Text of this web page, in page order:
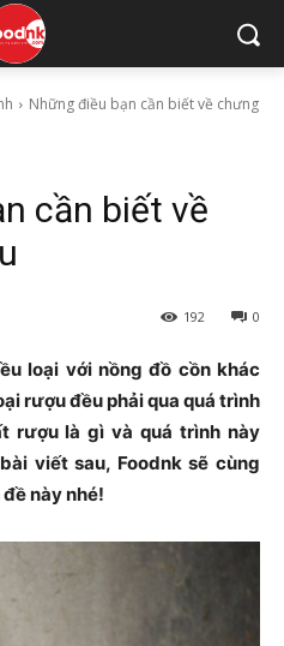
Những điều bạn cần biết về chưng
cần biết về
0
192
loại với nồng đồ cồn khác
rượu đều phải qua quá trình
rượu là gì và quá trình này
viết sau, Foodnk sẽ cùng
này nhé!